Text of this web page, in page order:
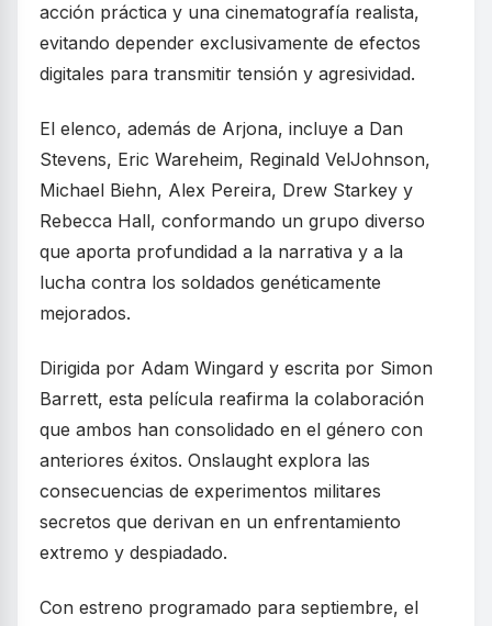
acción práctica y una cinematografía realista,
evitando depender exclusivamente de efectos
digitales para transmitir tensión y agresividad.
El elenco, además de Arjona, incluye a Dan
Stevens, Eric Wareheim, Reginald VelJohnson,
Michael Biehn, Alex Pereira, Drew Starkey y
Rebecca Hall, conformando un grupo diverso
que aporta profundidad a la narrativa y a la
lucha contra los soldados genéticamente
mejorados.
Dirigida por Adam Wingard y escrita por Simon
Barrett, esta película reafirma la colaboración
que ambos han consolidado en el género con
anteriores éxitos. Onslaught explora las
consecuencias de experimentos militares
secretos que derivan en un enfrentamiento
extremo y despiadado.
Con estreno programado para septiembre, el